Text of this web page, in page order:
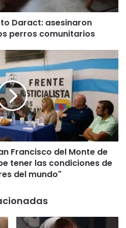
Daract: asesinaron
perros comunitarios
Francisco del Monte de
tener las condiciones de
del mundo"